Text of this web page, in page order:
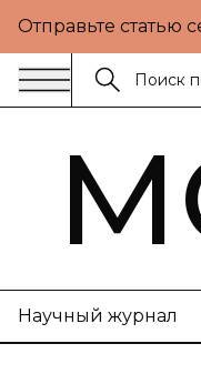
Отправьте статью
Научный журнал